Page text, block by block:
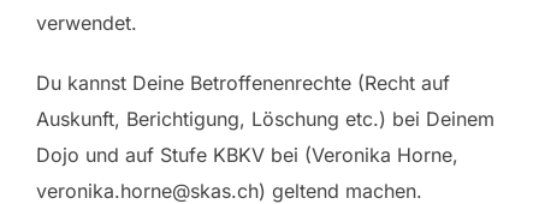
verwendet.
Du kannst Deine Betroffenenrechte (Recht auf
Auskunft, Berichtigung, Löschung etc.) bei Deinem
Dojo und auf Stufe KBKV bei (Veronika Horne,
veronika.horne@skas.ch) geltend machen.